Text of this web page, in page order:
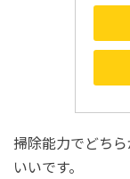
掃除能力でどち
いいです。